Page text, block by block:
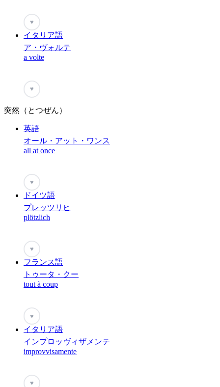
♥
イタリア語
ア・ヴォルテ
a volte
♥
突然（とつぜん）
英語
オール・アット・ワンス
all at once
♥
ドイツ語
プレッツリヒ
plötzlich
♥
フランス語
トゥータ・クー
tout à coup
♥
イタリア語
インプロッヴィザメンテ
improvvisamente
♥